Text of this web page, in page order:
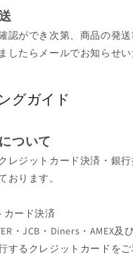
認ができ次第、商品の発
したらメールでお知らせい
グガイド
ついて
レジットカード決済・銀
おります。
カード決済
・JCB・Diners・AMEX及
するクレジットカードを